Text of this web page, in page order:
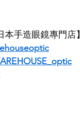
本手造眼鏡專門店】